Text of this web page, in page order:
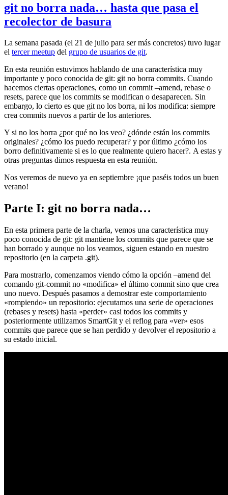
git no borra nada… hasta que pasa el
recolector de basura
La semana pasada (el 21 de julio para ser más concretos) tuvo lugar
el tercer meetup del grupo de usuarios de git.
En esta reunión estuvimos hablando de una característica muy
importante y poco conocida de git: git no borra commits. Cuando
hacemos ciertas operaciones, como un commit –amend, rebase o
resets, parece que los commits se modifican o desaparecen. Sin
embargo, lo cierto es que git no los borra, ni los modifica: siempre
crea commits nuevos a partir de los anteriores.
Y si no los borra ¿por qué no los veo? ¿dónde están los commits
originales? ¿cómo los puedo recuperar? y por último ¿cómo los
borro definitivamente si es lo que realmente quiero hacer?. A estas y
otras preguntas dimos respuesta en esta reunión.
Nos veremos de nuevo ya en septiembre ¡que paséis todos un buen
verano!
Parte I: git no borra nada…
En esta primera parte de la charla, vemos una característica muy
poco conocida de git: git mantiene los commits que parece que se
han borrado y aunque no los veamos, siguen estando en nuestro
repositorio (en la carpeta .git).
Para mostrarlo, comenzamos viendo cómo la opción –amend del
comando git-commit no «modifica» el último commit sino que crea
uno nuevo. Después pasamos a demostrar este comportamiento
«rompiendo» un repositorio: ejecutamos una serie de operaciones
(rebases y resets) hasta «perder» casi todos los commits y
posteriormente utilizamos SmartGit y el reflog para «ver» esos
commits que parece que se han perdido y devolver el repositorio a
su estado inicial.